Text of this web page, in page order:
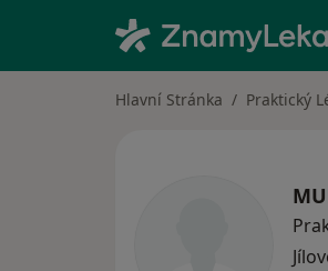
Hlavní Stránka Praktický